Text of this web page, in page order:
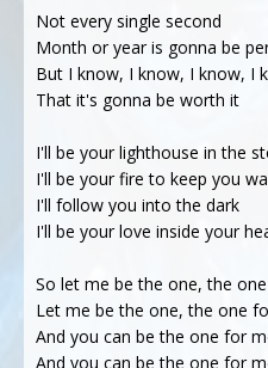
Not every single second
Month or year is gonna be
But I know, I know, I know, I
That it's gonna be worth it
I'll be your lighthouse in the
I'll be your fire to keep you
I'll follow you into the dark
I'll be your love inside your
So let me be the one, the
Let me be the one, the one
And you can be the one for
And you can be the one for